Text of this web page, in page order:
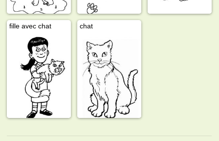
fille avec chat chat